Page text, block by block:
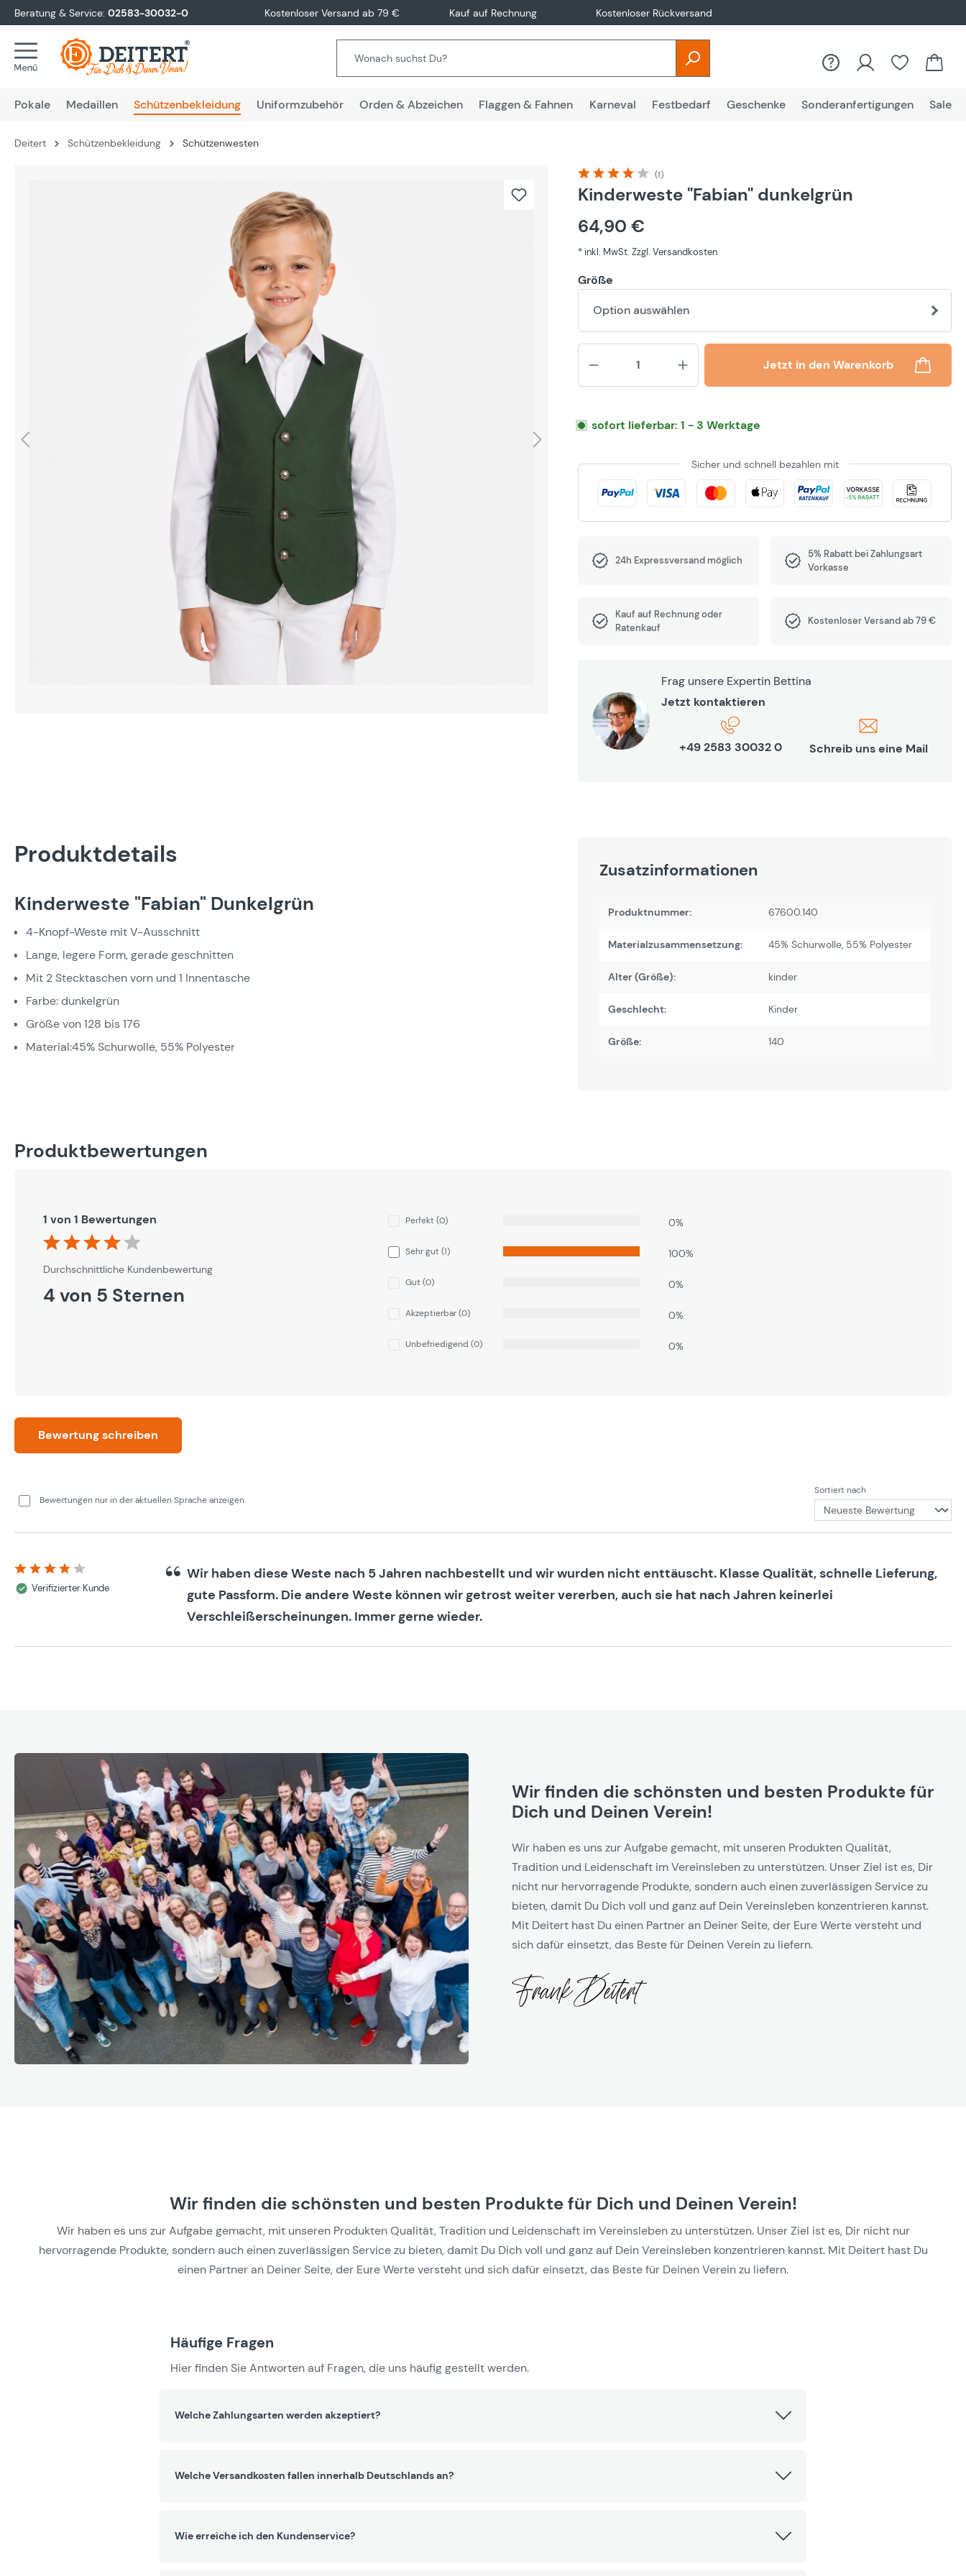
Zur Hauptnavigation springen
Beratung & Service: 02583-30032-0 Kostenloser Versand ab 79 € Kauf auf Rechnung Kostenloser Rückversand
Pokale Medaillen Schützenbekleidung Uniformzubehör Orden & Abzeichen Flaggen & Fahnen Karneval Festbedarf Geschenke Sonderanfertigungen Sale
Deitert Schützenbekleidung Schützenwesten
Durchschnittliche Bewertung von 4 von 5 Sternen
(1)
Kinderweste "Fabian" dunkelgrün
64,90 €
* inkl. MwSt. Zzgl. Versandkosten
Größe
Option auswählen
Produkt Anzahl: Gib den
Jetzt in den Warenkorb
sofort lieferbar: 1 - 3 Werktage
Sicher und schnell bezahlen mit
24h Expressversand möglich
5% Rabatt bei Zahlungsart
Vorkasse
Kauf auf Rechnung oder
Ratenkauf
Kostenloser Versand ab 79 €
Frag unsere Expertin Bettina
Jetzt kontaktieren
+49 2583 30032 0 Schreib uns eine Mail
Produktdetails
Kinderweste "Fabian" Dunkelgrün
4-Knopf-Weste mit V-Ausschnitt
Lange, legere Form, gerade geschnitten
Mit 2 Stecktaschen vorn und 1 Innentasche
Farbe: dunkelgrün
Größe von 128 bis 176
Material:45% Schurwolle, 55% Polyester
Zusatzinformationen
Produktnummer: 67600.140
Materialzusammensetzung: 45% Schurwolle, 55% Polyester
Alter (Größe): kinder
Geschlecht: Kinder
Größe: 140
Produktbewertungen
1 von 1 Bewertungen
Durchschnittliche Bewertung von 4 von 5 Sternen
Durchschnittliche Kundenbewertung
4 von 5 Sternen
Perfekt (0) 0%
Sehr gut (1) 100%
Gut (0) 0%
Akzeptierbar (0) 0%
Unbefriedigend (0) 0%
Bewertung schreiben
Bewertungen nur in der aktuellen Sprache anzeigen.
Sortiert nach
Bewertung mit 4 von 5 Sternen
Verifizierter Kunde
Wir haben diese Weste nach 5 Jahren nachbestellt und wir wurden nicht enttäuscht. Klasse Qualität, schnelle Lieferung,
gute Passform. Die andere Weste können wir getrost weiter vererben, auch sie hat nach Jahren keinerlei
Verschleißerscheinungen. Immer gerne wieder.
Wir finden die schönsten und besten Produkte für
Dich und Deinen Verein!
Wir haben es uns zur Aufgabe gemacht, mit unseren Produkten Qualität,
Tradition und Leidenschaft im Vereinsleben zu unterstützen. Unser Ziel ist es, Dir
nicht nur hervorragende Produkte, sondern auch einen zuverlässigen Service zu
bieten, damit Du Dich voll und ganz auf Dein Vereinsleben konzentrieren kannst.
Mit Deitert hast Du einen Partner an Deiner Seite, der Eure Werte versteht und
sich dafür einsetzt, das Beste für Deinen Verein zu liefern.
Wir finden die schönsten und besten Produkte für Dich und Deinen Verein!
Wir haben es uns zur Aufgabe gemacht, mit unseren Produkten Qualität, Tradition und Leidenschaft im Vereinsleben zu unterstützen. Unser Ziel ist es, Dir nicht nur
hervorragende Produkte, sondern auch einen zuverlässigen Service zu bieten, damit Du Dich voll und ganz auf Dein Vereinsleben konzentrieren kannst. Mit Deitert hast Du
einen Partner an Deiner Seite, der Eure Werte versteht und sich dafür einsetzt, das Beste für Deinen Verein zu liefern.
Häufige Fragen
Hier finden Sie Antworten auf Fragen, die uns häufig gestellt werden.
Welche Zahlungsarten werden akzeptiert?
Welche Versandkosten fallen innerhalb Deutschlands an?
Wie erreiche ich den Kundenservice?